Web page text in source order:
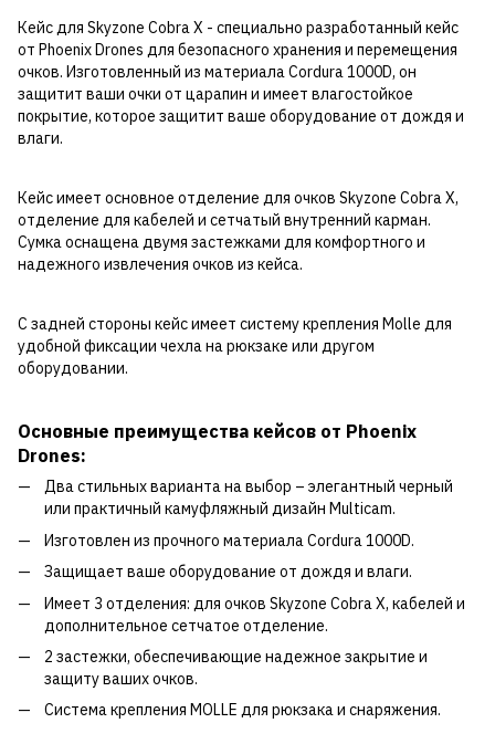
Кейс для Skyzone Cobra X - специально разработанный кейс
от Phoenix Drones для безопасного хранения и перемещения
очков. Изготовленный из материала Cordura 1000D, он
защитит ваши очки от царапин и имеет влагостойкое
покрытие, которое защитит ваше оборудование от дождя и
влаги.
Кейс имеет основное отделение для очков Skyzone Cobra X,
отделение для кабелей и сетчатый внутренний карман.
Сумка оснащена двумя застежками для комфортного и
надежного извлечения очков из кейса.
С задней стороны кейс имеет систему крепления Molle для
удобной фиксации чехла на рюкзаке или другом
оборудовании.
Основные преимущества кейсов от Phoenix
Drones:
Два стильных варианта на выбор – элегантный черный
или практичный камуфляжный дизайн Multicam.
Изготовлен из прочного материала Cordura 1000D.
Защищает ваше оборудование от дождя и влаги.
Имеет 3 отделения: для очков Skyzone Cobra X, кабелей и
дополнительное сетчатое отделение.
2 застежки, обеспечивающие надежное закрытие и
защиту ваших очков.
Система крепления MOLLE для рюкзака и снаряжения.